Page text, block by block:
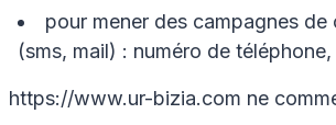
pour mener des campagnes de
(sms, mail) : numéro de
https://www.ur-bizia.com ne